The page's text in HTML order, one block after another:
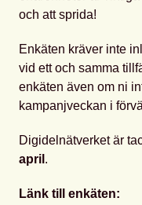
och att sprida!
Enkäten kräver inte
vid ett och samma
enkäten även om ni
kampanjveckan i
Digidelnätverket är
april .
Länk till enkäten: